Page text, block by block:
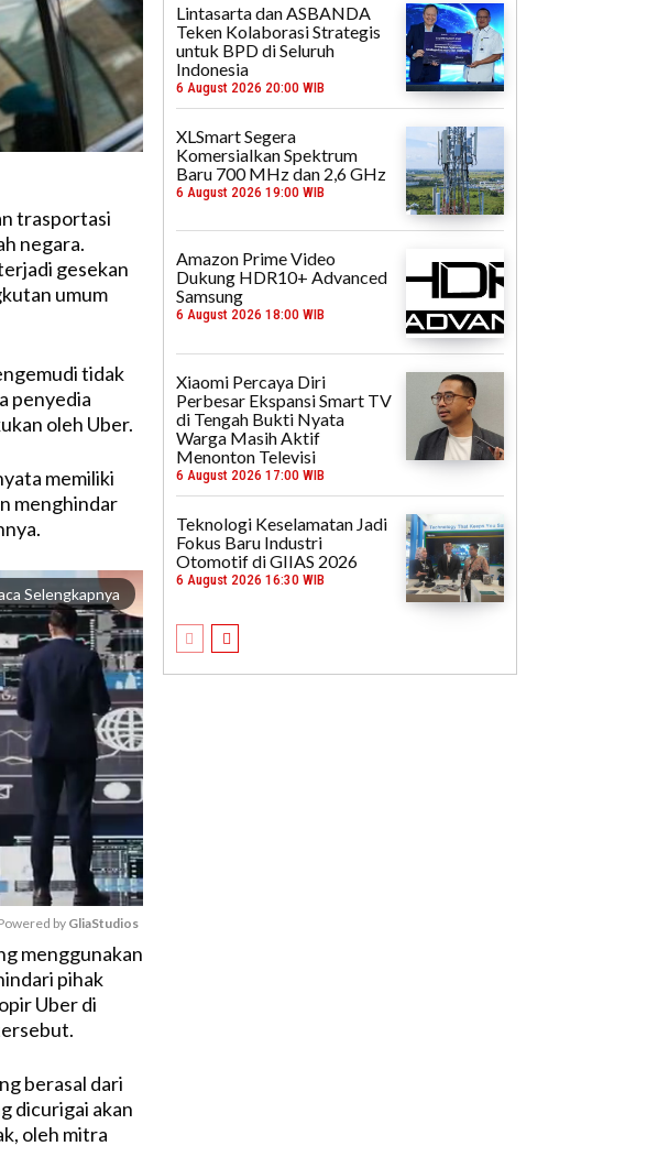
trasportasi
negara.
gesekan
umum
tidak
penyedia
oleh Uber.
memiliki
menghindar
Selengkapnya
M
u
e
by GliaStudios
menggunakan
pihak
Uber di
berasal dari
dicurigai akan
oleh mitra
Lintasarta dan ASBANDA
Teken Kolaborasi Strategis
untuk BPD di Seluruh
Indonesia
6 August 2026 20:00 WIB
XLSmart Segera
Komersialkan Spektrum
Baru 700 MHz dan 2,6 GHz
6 August 2026 19:00 WIB
Amazon Prime Video
Dukung HDR10+ Advanced
Samsung
6 August 2026 18:00 WIB
Xiaomi Percaya Diri
Perbesar Ekspansi Smart TV
di Tengah Bukti Nyata
Warga Masih Aktif
Menonton Televisi
6 August 2026 17:00 WIB
Teknologi Keselamatan Jadi
Fokus Baru Industri
Otomotif di GIIAS 2026
6 August 2026 16:30 WIB